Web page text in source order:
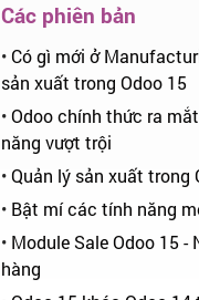
Các phiên bản
• Có gì mới ở
sản xuất trong Odoo 15
•Odoo chính thức ra
năng vượt trội
•Quản lý sản xuất trong
• Bật mí các tính năng
• Module Sale Odoo 15 -
hàng